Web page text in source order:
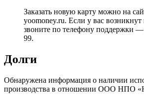
Заказать новую карту можно на
yoomoney.ru. Если у вас
звоните по телефону поддержки
99.
Долги
Обнаружена информация о наличии
производства в отношении ООО НПО